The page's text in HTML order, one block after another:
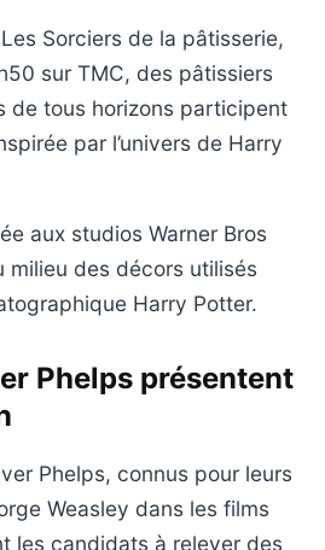
Sorciers de la pâtisserie,
sur TMC, des pâtissiers
de tous horizons participent
par l’univers de Harry
aux studios Warner Bros
milieu des décors utilisés
Harry Potter.
Phelps présentent
Phelps, connus pour leurs
Weasley dans les films
les candidats à relever des